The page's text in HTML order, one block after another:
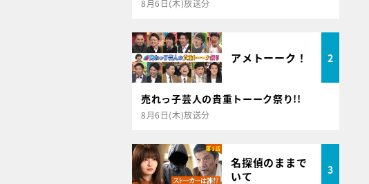
8月6日(木)放送分
アメトーーク！ 2
売れっ子芸人の貴重トーーク祭り!!
8月6日(木)放送分
名探偵のままで
いて
3